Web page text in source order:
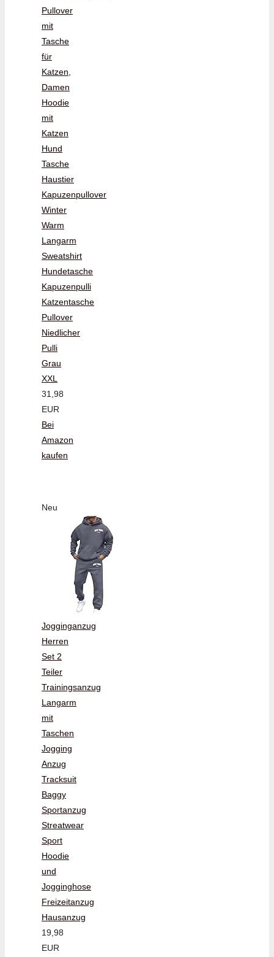
Pullover
mit
Tasche
für
Katzen,
Damen
Hoodie
mit
Katzen
Hund
Tasche
Haustier
Kapuzenpullover
Winter
Warm
Langarm
Sweatshirt
Hundetasche
Kapuzenpulli
Katzentasche
Pullover
Niedlicher
Pulli
Grau
XXL
31,98
EUR
Bei
Amazon
kaufen
Neu
Jogginganzug
Herren
Set 2
Teiler
Trainingsanzug
Langarm
mit
Taschen
Jogging
Anzug
Tracksuit
Baggy
Sportanzug
Streatwear
Sport
Hoodie
und
Jogginghose
Freizeitanzug
Hausanzug
19,98
EUR